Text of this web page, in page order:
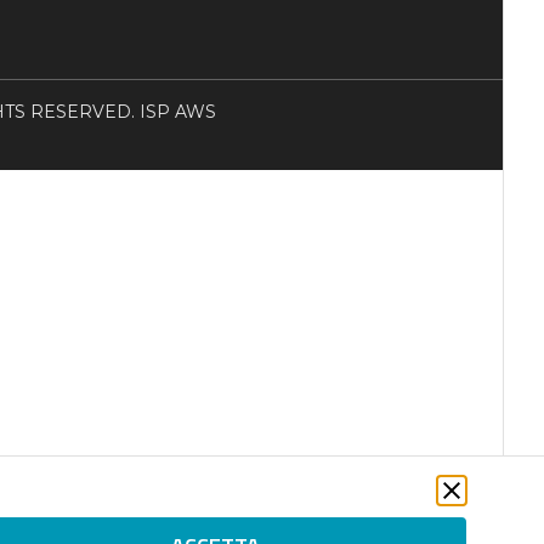
RESERVED. ISP AWS